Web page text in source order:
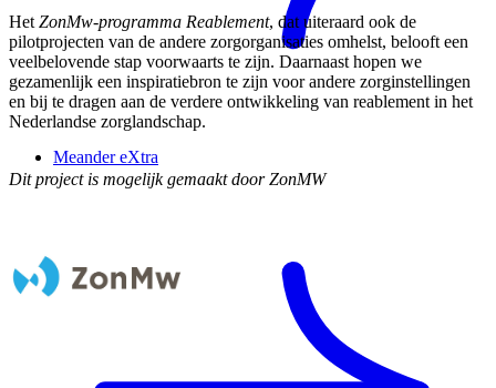
Meander eXtra
Het ZonMw-programma Reablement, dat uiteraard ook de
pilotprojecten van de andere zorgorganisaties omhelst, belooft een
veelbelovende stap voorwaarts te zijn. Daarnaast hopen we
gezamenlijk een inspiratiebron te zijn voor andere zorginstellingen
en bij te dragen aan de verdere ontwikkeling van reablement in het
Nederlandse zorglandschap.
Dit project is mogelijk gemaakt door ZonMW